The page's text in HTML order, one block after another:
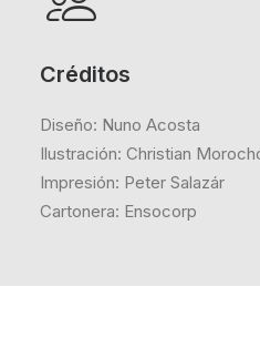
Créditos
Diseño: Nuno Acosta
Ilustración: Christian
Impresión: Peter Salazár
Cartonera: Ensocorp